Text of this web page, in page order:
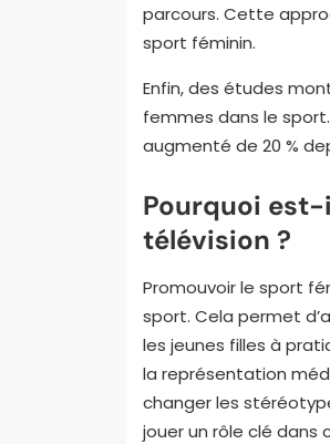
parcours. Cette
sport féminin.
Enfin, des études
femmes dans le
augmenté de 20 %
Pourquoi
télévision ?
Promouvoir le sport
sport. Cela permet
les jeunes filles à
la représentation
changer les
jouer un rôle clé